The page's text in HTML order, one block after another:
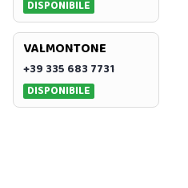
DISPONIBILE
VALMONTONE
+39 335 683 7731
DISPONIBILE